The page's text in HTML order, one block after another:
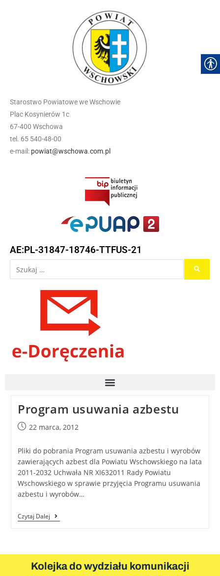
Starostwo Powiatowe we Wschowie
Plac Kosynierów 1c
67-400 Wschowa
tel. 65 540-48-00
e-mail: powiat@wschowa.com.pl
AE:PL-31847-18746-TTFUS-21
Program usuwania azbestu
22 marca, 2012
Pliki do pobrania Program usuwania azbestu i wyrobów
zawierających azbest dla Powiatu Wschowskiego na lata
2011-2032 Uchwała NR XI632011 Rady Powiatu
Wschowskiego w sprawie przyjęcia Programu usuwania
azbestu i wyrobów…
Czytaj Dalej
Kolejka do wydziału komunikacji